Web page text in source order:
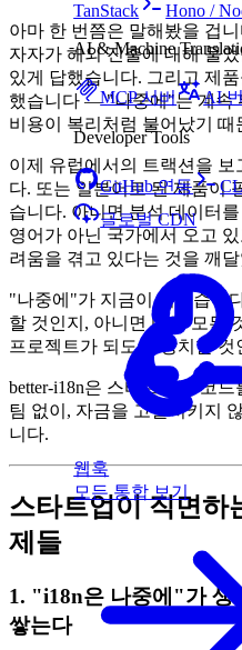
TanStack
Hono /
AI & Machine
MCP 서버 AI
Developer Tools
GitHub 연동
글로벌 CDN
웹훅
모든 통합 보기
아마 한 번쯤은 말해봤을 겁
자자가 해외 진출에 대해 물
있게 답했습니다. 그리고 제
했습니다 — "나중에"는 계속
비용이 복리처럼 불어났기 때
이제 유럽에서의 트랙션을 보
다. 또는 일본어로 된 제품이
습니다. 아니면 분석 데이터
영어가 아닌 국가에서 오고
려움을 겪고 있다는 것을 깨
"나중에"가 지금이 되었습니
할 것인지, 아니면 다른 모든
프로젝트가 되도록 방치할 것
better-i18n은 스타트업이 코
팀 없이, 자금을 고갈시키지
니다.
스타트업이 직면하
제들
1. "i18n은 나중에"가 생
쌓는다